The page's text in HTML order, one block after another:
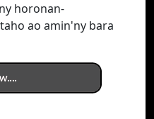
horonan-
ao amin'ny bara